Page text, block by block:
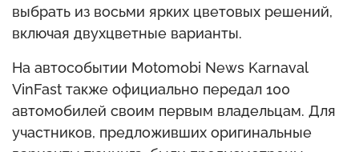
выбрать из восьми ярких цветовых решений,
включая двухцветные варианты.
На автособытии Motomobi News Karnaval
VinFast также официально передал 100
автомобилей своим первым владельцам. Для
участников, предложивших оригинальные